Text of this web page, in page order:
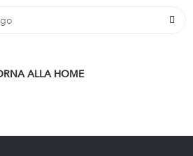
ALLA HOME